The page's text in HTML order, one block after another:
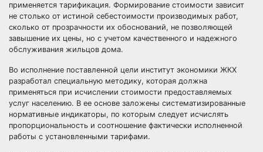
применяется тарификация. Формирование стоимости зависит
не столько от истиной себестоимости производимых работ,
сколько от прозрачности их обоснований, не позволяющей
завышение их цены, но с учетом качественного и надежного
обслуживания жильцов дома.
Во исполнение поставленной цели институт экономики ЖКХ
разработал специальную методику, которая должна
применяться при исчислении стоимости предоставляемых
услуг населению. В ее основе заложены систематизированные
нормативные индикаторы, по которым следует исчислять
пропорциональность и соотношение фактически исполненной
работы с установленными тарифами.